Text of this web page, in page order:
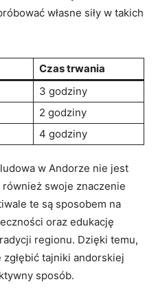
własne siły⁣ w takich
Czas trwania
3 ⁢godziny
2⁢ godziny
4 godziny
w⁢ Andorze nie jest
‍swoje⁤ znaczenie
te są sposobem ⁣na​
oraz edukację
regionu. Dzięki temu,
tajniki andorskiej
‍sposób.